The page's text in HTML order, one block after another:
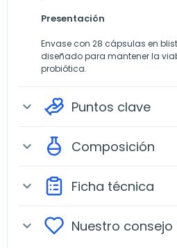
Presentación
Envase con 28 cápsulas en
diseñado para mantener la
probiótica.
expand_more Puntos clave
expand_more Composición
expand_more Ficha técnica
expand_more Nuestro